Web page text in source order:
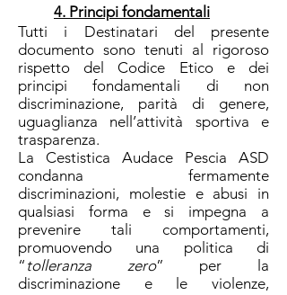
4. Principi fondamentali
Tutti i Destinatari del presente
documento sono tenuti al rigoroso
rispetto del Codice Etico e dei
principi fondamentali di non
discriminazione, parità di genere,
uguaglianza nell’attività sportiva e
trasparenza.
La Cestistica Audace Pescia ASD
condanna fermamente
discriminazioni, molestie e abusi in
qualsiasi forma e si impegna a
prevenire tali comportamenti,
promuovendo una politica di
“ tolleranza zero” per la
discriminazione e le violenze,